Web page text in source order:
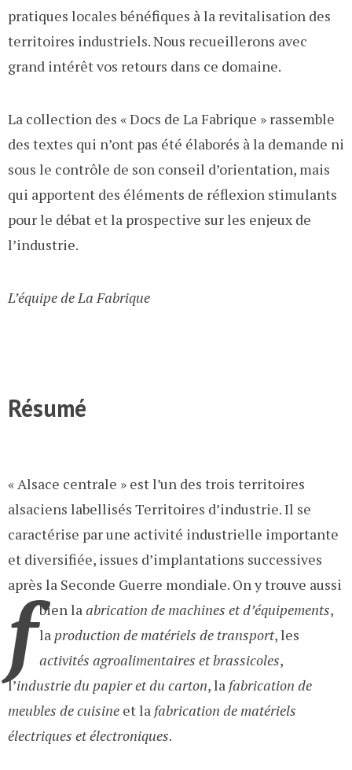
pratiques locales bénéfiques à la revitalisation des
territoires industriels. Nous recueillerons avec
grand intérêt vos retours dans ce domaine.
La collection des « Docs de La Fabrique » rassemble
des textes qui n’ont pas été élaborés à la demande ni
sous le contrôle de son conseil d’orientation, mais
qui apportent des éléments de réflexion stimulants
pour le débat et la prospective sur les enjeux de
l’industrie.
L’équipe de La Fabrique
Résumé
« Alsace centrale » est l’un des trois territoires
alsaciens labellisés Territoires d’industrie. Il se
caractérise par une activité industrielle importante
et diversifiée, issues d’implantations successives
après la Seconde Guerre mondiale. On y trouve aussi
bien la
f abrication de machines et d’équipements,
la production de matériels de transport, les
activités agroalimentaires et brassicoles,
l’industrie du papier et du carton, la fabrication de
meubles de cuisine et la fabrication de matériels
électriques et électroniques.